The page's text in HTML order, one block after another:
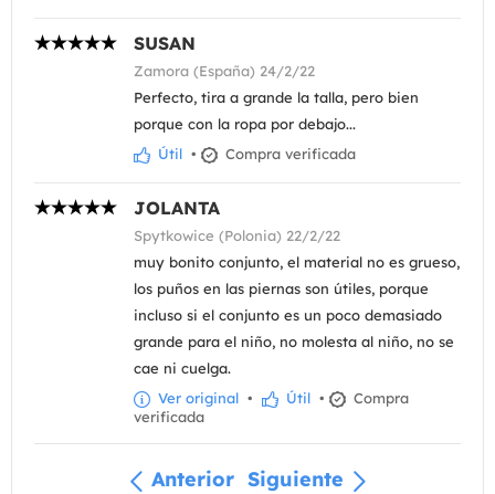
SUSAN
Zamora (España) 24/2/22
Perfecto, tira a grande la talla, pero bien
porque con la ropa por debajo...
Útil • Compra verificada
JOLANTA
Spytkowice (Polonia) 22/2/22
muy bonito conjunto, el material no es grueso,
los puños en las piernas son útiles, porque
incluso si el conjunto es un poco demasiado
grande para el niño, no molesta al niño, no se
cae ni cuelga.
Ver original • Útil •
Compra
verificada
Anterior Siguiente